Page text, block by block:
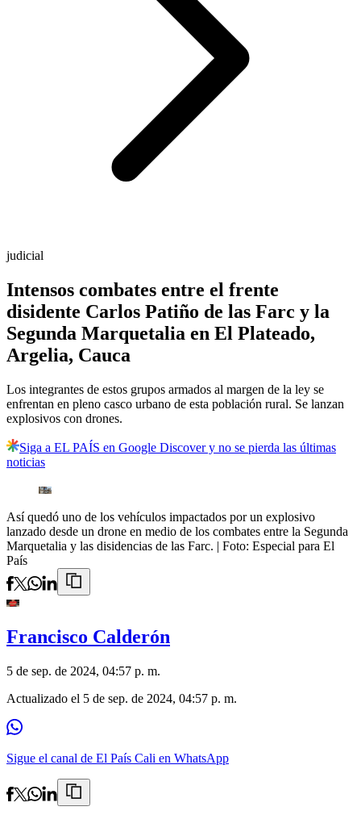
judicial
Intensos combates entre el frente
disidente Carlos Patiño de las Farc y la
Segunda Marquetalia en El Plateado,
Argelia, Cauca
Los integrantes de estos grupos armados al margen de la ley se
enfrentan en pleno casco urbano de esta población rural. Se lanzan
explosivos con drones.
Siga a EL PAÍS en Google Discover y no se pierda las últimas
noticias
Así quedó uno de los vehículos impactados por un explosivo
lanzado desde un drone en medio de los combates entre la Segunda
Marquetalia y las disidencias de las Farc. | Foto: Especial para El
País
Francisco Calderón
5 de sep. de 2024, 04:57 p. m.
Actualizado el 5 de sep. de 2024, 04:57 p. m.
Sigue el canal de El País Cali en WhatsApp